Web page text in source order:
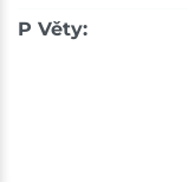
P Věty: